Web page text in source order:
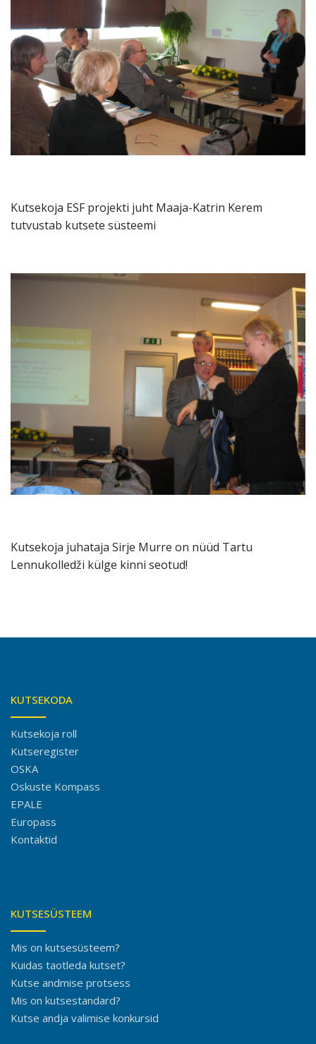
Kutsekoja ESF projekti juht Maaja-Katrin Kerem
tutvustab kutsete süsteemi
Kutsekoja juhataja Sirje Murre on nüüd Tartu
Lennukolledži külge kinni seotud!
KUTSEKODA
Kutsekoja roll
Kutseregister
OSKA
Oskuste Kompass
EPALE
Europass
Kontaktid
KUTSESÜSTEEM
Mis on kutsesüsteem?
Kuidas taotleda kutset?
Kutse andmise protsess
Mis on kutsestandard?
Kutse andja valimise konkursid